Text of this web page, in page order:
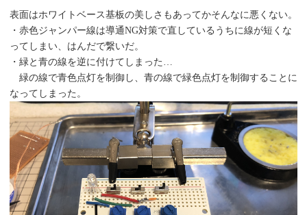
表面はホワイトベース基板の美しさもあってかそんなに悪くない。
・赤色ジャンパー線は導通NG対策で直しているうちに線が短くな
ってしまい、はんだで繋いだ。
・緑と青の線を逆に付けてしまった…
緑の線で青色点灯を制御し、青の線で緑色点灯を制御することに
なってしまった。